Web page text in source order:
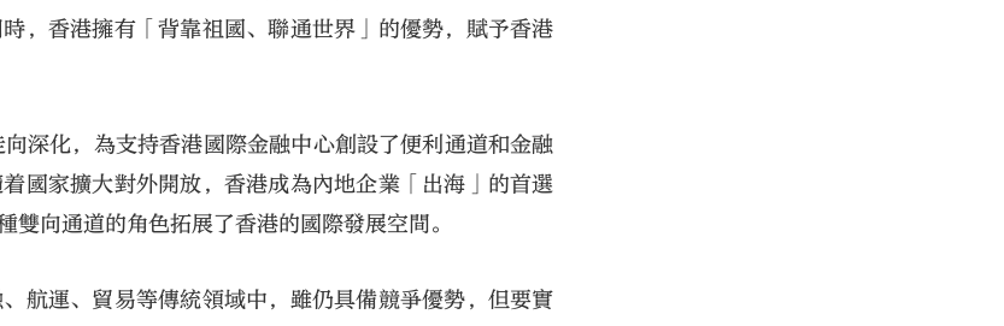
，香港擁有「背靠祖國、聯通世界」的優勢，賦予香港
深化，為支持香港國際金融中心創設了便利通道和金融
國家擴大對外開放，香港成為內地企業「出海」的首選
向通道的角色拓展了香港的國際發展空間。
航運、貿易等傳統領域中，雖仍具備競爭優勢，但要實